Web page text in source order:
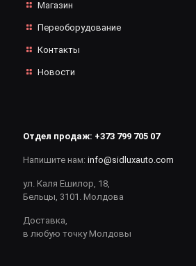
Магазин
Переоборудование
Контакты
Новости
Отдел продаж: +373 799 705 07
Напишите нам: info@sidluxauto.com
ул. Каля Ешилор, 18,
Бельцы, 3101. Молдова
Доставка,
в любую точку Молдовы